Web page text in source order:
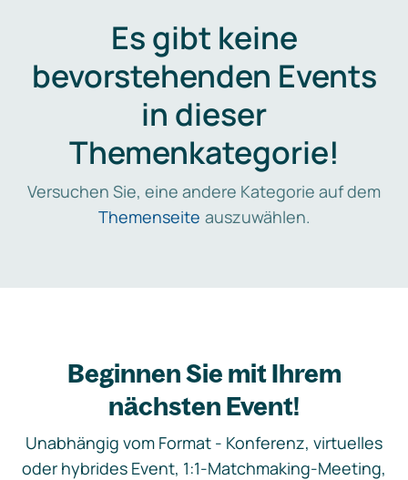
Es gibt keine
bevorstehenden Events
in dieser
Themenkategorie!
Versuchen Sie, eine andere Kategorie auf dem
Themenseite auszuwählen.
Beginnen Sie mit Ihrem
nächsten Event!
Unabhängig vom Format - Konferenz, virtuelles
oder hybrides Event, 1:1-Matchmaking-Meeting,